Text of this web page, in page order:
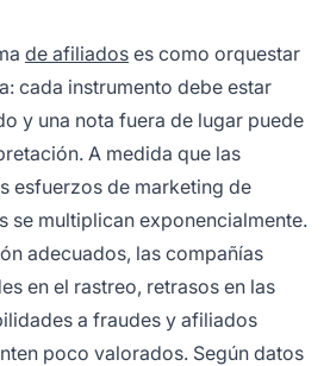
de afiliados es como orquestar
cada instrumento debe estar
y una nota fuera de lugar puede
A medida que las
esfuerzos de marketing de
se multiplican exponencialmente.
adecuados, las compañías
en el rastreo, retrasos en las
a fraudes y afiliados
poco valorados. Según datos